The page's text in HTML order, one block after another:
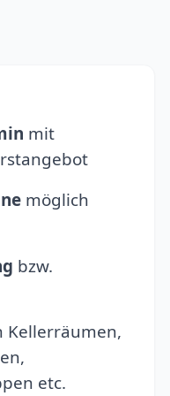
mit
möglich
bzw.
Kellerräumen,
etc.